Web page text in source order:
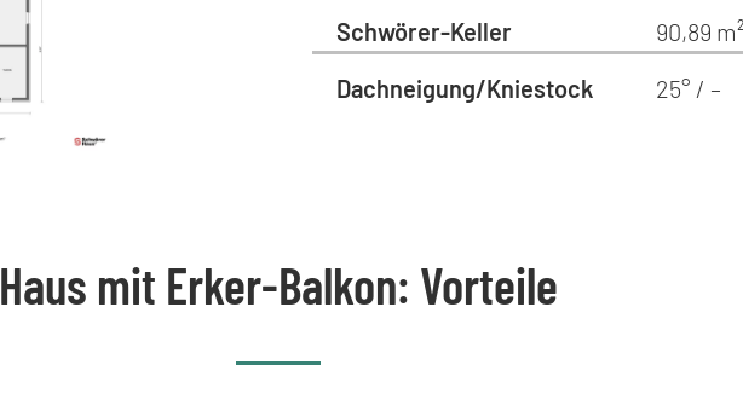
Schwörer-Keller
90,89
Dachneigung/Kniestock
25° / –
Haus mit Erker-Balkon: Vorteile